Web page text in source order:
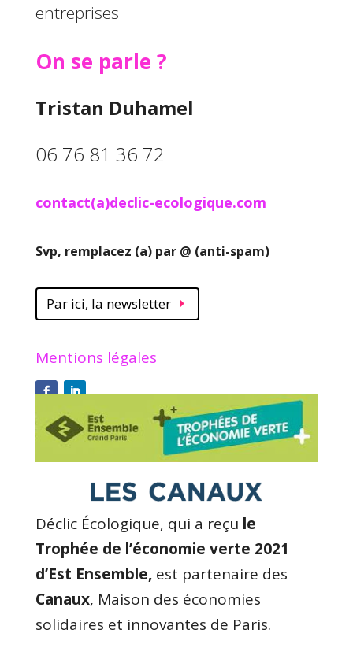
entreprises
On se parle ?
Tristan Duhamel
06 76 81 36 72
contact(a)declic-ecologique.com
Svp, remplacez (a) par @ (anti-spam)
Par ici, la newsletter
Mentions légales
Déclic Écologique, qui a reçu le
Trophée de l’économie verte 2021
d’Est Ensemble, est partenaire des
Canaux, Maison des économies
solidaires et innovantes de Paris.